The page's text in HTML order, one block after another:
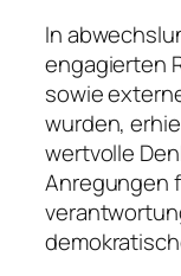
In
engagierten
sowie
wurden,
wertvolle
Anregungen